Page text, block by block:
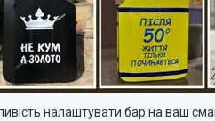
налаштувати бар на ваш